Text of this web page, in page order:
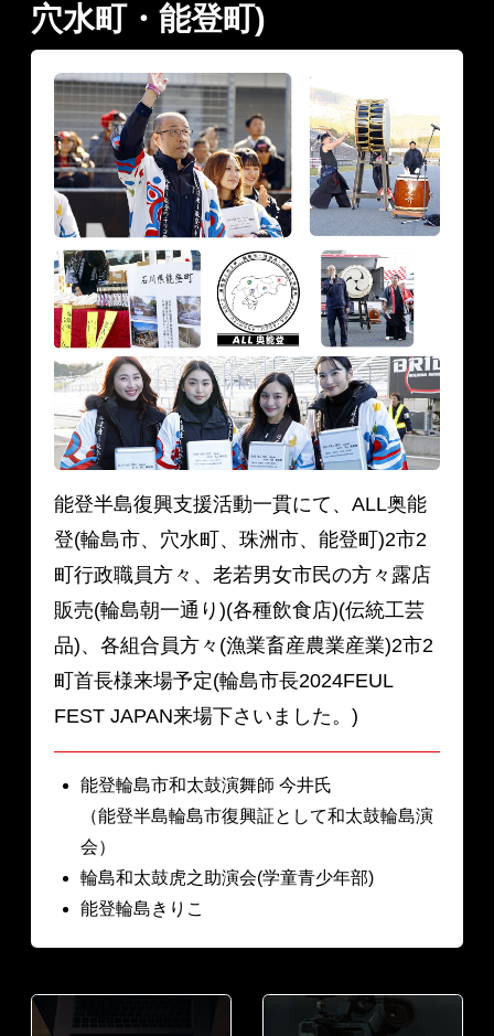
穴水町・能登町)
能登半島復興支援活動一貫にて、ALL奥能
登(輪島市、穴水町、珠洲市、能登町)2市2
町行政職員方々、老若男女市民の方々露店
販売(輪島朝一通り)(各種飲食店)(伝統工芸
品)、各組合員方々(漁業畜産農業産業)2市2
町首長様来場予定(輪島市長2024FEUL
FEST JAPAN来場下さいました。)
能登輪島市和太鼓演舞師 今井氏
（能登半島輪島市復興証として和太鼓輪島演
会）
輪島和太鼓虎之助演会(学童青少年部)
能登輪島きりこ